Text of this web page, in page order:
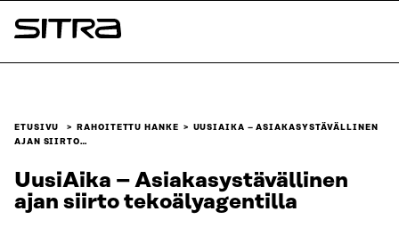
Siirry
suoraan
Sitra
ETUSIVU RAHOITETTU HANKE
UUSIAIKA – ASIAKASYSTÄVÄLLINEN
AJAN SIIRTO…
UusiAika – Asiakasystävällinen
ajan siirto tekoälyagentilla